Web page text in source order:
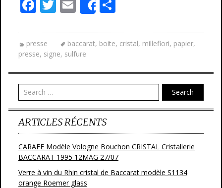
F
ac
e
b
o
o
k
T
w
itt
er
m
ai
l
Share
ta
g
er
presse baccarat, boite, cristal, millefiori, papier,
presse, signe, sulfure
Search
ARTICLES RÉCENTS
CARAFE Modèle Vologne Bouchon CRISTAL Cristallerie
BACCARAT 1995 12MAG 27/07
Verre à vin du Rhin cristal de Baccarat modèle S1134
orange Roemer glass